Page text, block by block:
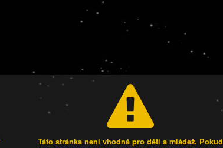
Táto stránka není vhodná pro děti a mládež. Pokud